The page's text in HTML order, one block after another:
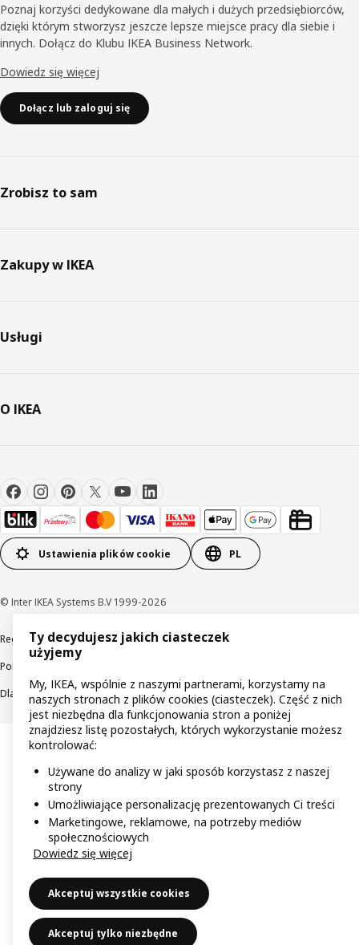
Poznaj korzyści dedykowane dla małych i dużych przedsiębiorców,
dzięki którym stworzysz jeszcze lepsze miejsce pracy dla siebie i
innych. Dołącz do Klubu IKEA Business Network.
Dowiedz się więcej
Dołącz lub zaloguj się
Zrobisz to sam
Zakupy w IKEA
Usługi
O IKEA
Ustawienia plików cookie PL
© Inter IKEA Systems B.V 1999-2026
RegulaminyPolityka prywatnościWycofane produkty
Polityka odpowiedzialnego ujawniania informacji
Dla akcjonariuszy IKEA Distribution
Ty decydujesz jakich ciasteczek
użyjemy
My, IKEA, wspólnie z naszymi partnerami, korzystamy na
naszych stronach z plików cookies (ciasteczek). Część z nich
jest niezbędna dla funkcjonowania stron a poniżej
znajdziesz listę pozostałych, których wykorzystanie możesz
kontrolować:
Używane do analizy w jaki sposób korzystasz z naszej
strony
Umożliwiające personalizację prezentowanych Ci treści
Marketingowe, reklamowe, na potrzeby mediów
społecznościowych
Dowiedz się więcej
Akceptuj wszystkie cookies
Akceptuj tylko niezbędne